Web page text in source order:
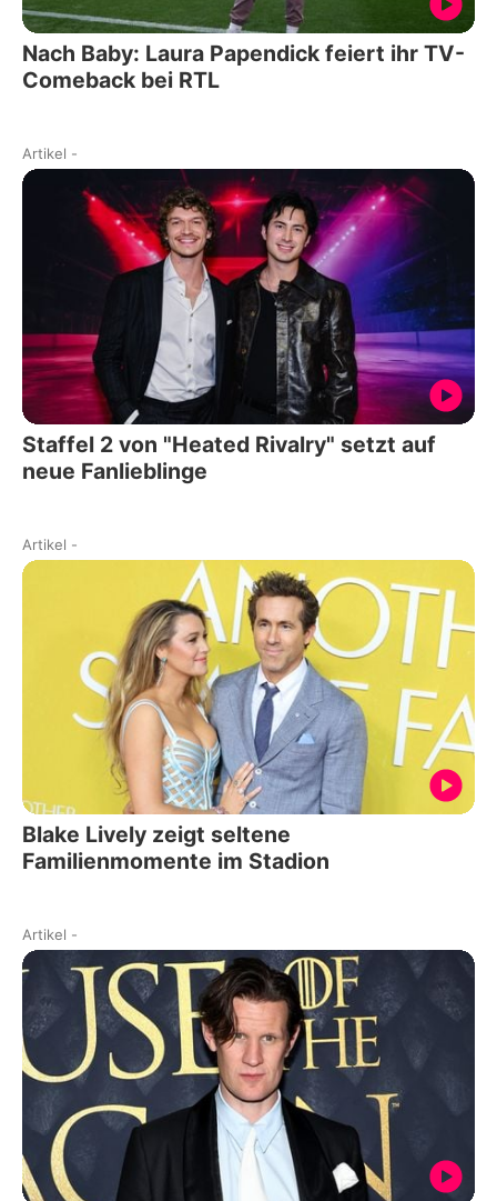
Nach Baby: Laura Papendick feiert ihr TV-
Comeback bei RTL
Artikel -
Staffel 2 von "Heated Rivalry" setzt auf
neue Fanlieblinge
Artikel -
Blake Lively zeigt seltene
Familienmomente im Stadion
Artikel -